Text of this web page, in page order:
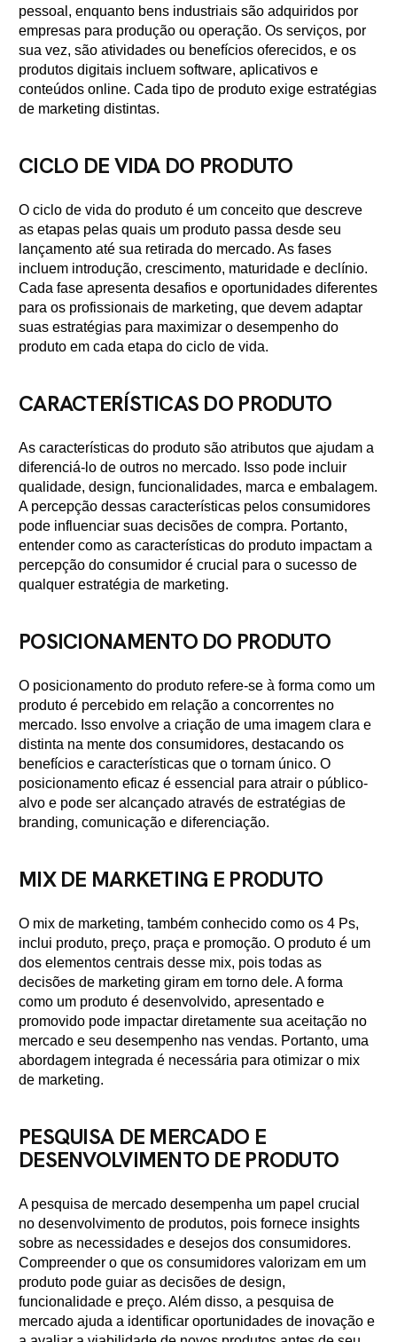
pessoal, enquanto bens industriais são adquiridos por
empresas para produção ou operação. Os serviços, por
sua vez, são atividades ou benefícios oferecidos, e os
produtos digitais incluem software, aplicativos e
conteúdos online. Cada tipo de produto exige estratégias
de marketing distintas.
CICLO DE VIDA DO PRODUTO
O ciclo de vida do produto é um conceito que descreve
as etapas pelas quais um produto passa desde seu
lançamento até sua retirada do mercado. As fases
incluem introdução, crescimento, maturidade e declínio.
Cada fase apresenta desafios e oportunidades diferentes
para os profissionais de marketing, que devem adaptar
suas estratégias para maximizar o desempenho do
produto em cada etapa do ciclo de vida.
CARACTERÍSTICAS DO PRODUTO
As características do produto são atributos que ajudam a
diferenciá-lo de outros no mercado. Isso pode incluir
qualidade, design, funcionalidades, marca e embalagem.
A percepção dessas características pelos consumidores
pode influenciar suas decisões de compra. Portanto,
entender como as características do produto impactam a
percepção do consumidor é crucial para o sucesso de
qualquer estratégia de marketing.
POSICIONAMENTO DO PRODUTO
O posicionamento do produto refere-se à forma como um
produto é percebido em relação a concorrentes no
mercado. Isso envolve a criação de uma imagem clara e
distinta na mente dos consumidores, destacando os
benefícios e características que o tornam único. O
posicionamento eficaz é essencial para atrair o público-
alvo e pode ser alcançado através de estratégias de
branding, comunicação e diferenciação.
MIX DE MARKETING E PRODUTO
O mix de marketing, também conhecido como os 4 Ps,
inclui produto, preço, praça e promoção. O produto é um
dos elementos centrais desse mix, pois todas as
decisões de marketing giram em torno dele. A forma
como um produto é desenvolvido, apresentado e
promovido pode impactar diretamente sua aceitação no
mercado e seu desempenho nas vendas. Portanto, uma
abordagem integrada é necessária para otimizar o mix
de marketing.
PESQUISA DE MERCADO E
DESENVOLVIMENTO DE PRODUTO
A pesquisa de mercado desempenha um papel crucial
no desenvolvimento de produtos, pois fornece insights
sobre as necessidades e desejos dos consumidores.
Compreender o que os consumidores valorizam em um
produto pode guiar as decisões de design,
funcionalidade e preço. Além disso, a pesquisa de
mercado ajuda a identificar oportunidades de inovação e